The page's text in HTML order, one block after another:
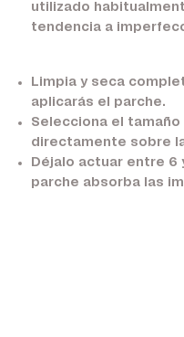
utilizado
tendencia a
Limpia y seca
aplicarás el parche.
Selecciona el
directamente sobre
Déjalo actuar entre 6
parche absorba las